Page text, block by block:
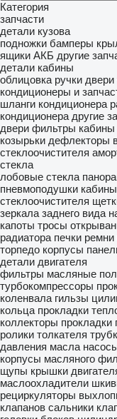
Категория
запчасти
детали кузова
подножки бамперы
ящики АКБ другие
детали кабины
облицовка ручки двери
кондиционеры и
шланги кондиционера
кондиционера другие
двери фильтры кабины
козырьки дефлекторы
стеклоочистителя
стекла
лобовые стекла
пневмоподушки кабины
стеклоочистителя
зеркала заднего вида
капоты тросы
радиатора печки ремни
торпедо корпусы
детали двигателя
фильтры масляные
турбокомпрессоры
коленвала гильзы
кольца прокладки
коллекторы прокладки
ролики толкателя
давления масла
корпусы масляного
щупы крышки
маслоохладители
рециркуляторы
клапанов сальники